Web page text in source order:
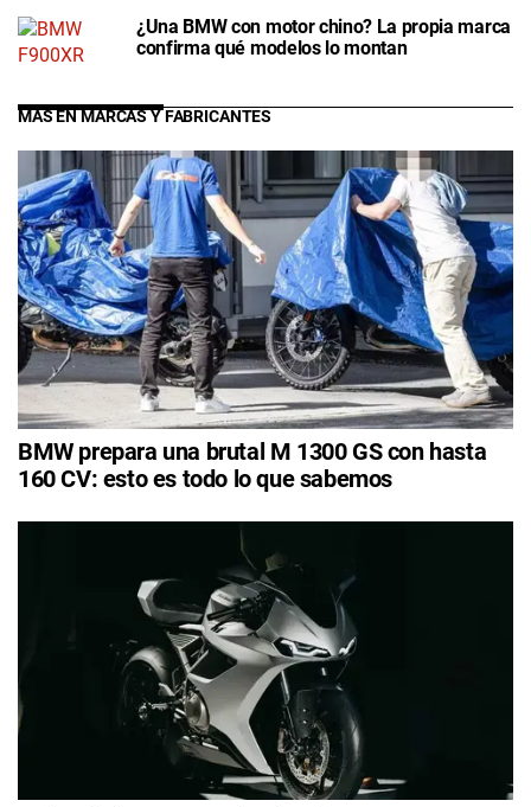
¿Una BMW con motor chino? La propia marca
confirma qué modelos lo montan
MÁS EN MARCAS Y FABRICANTES
BMW prepara una brutal M 1300 GS con hasta
160 CV: esto es todo lo que sabemos